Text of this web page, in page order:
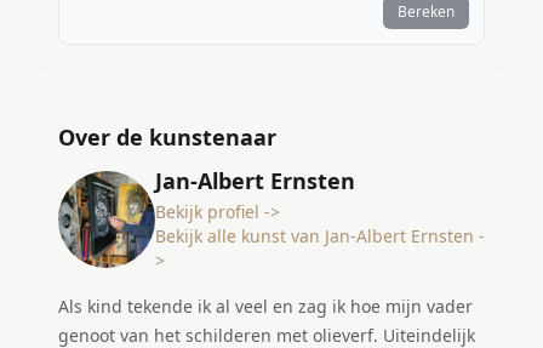
Bereken
Over de kunstenaar
Jan-Albert Ernsten
Bekijk profiel ->
Bekijk alle kunst van Jan-Albert Ernsten -
>
Als kind tekende ik al veel en zag ik hoe mijn vader
genoot van het schilderen met olieverf. Uiteindelijk